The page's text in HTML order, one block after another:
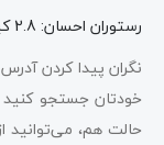
رستوران احسان: 2.8 کیلومتر فاصله، 15 دقیقه
نگران پیدا کردن
خودتان جستجو کنید
حالت هم، می‌توانید